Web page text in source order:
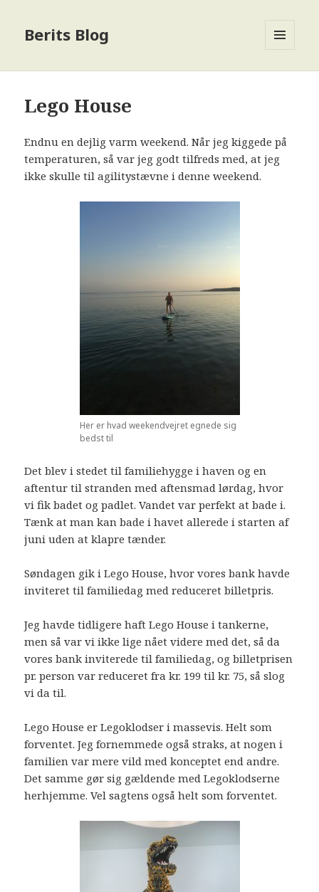
Berits Blog
Lego House
Endnu en dejlig varm weekend. Når jeg kiggede på
temperaturen, så var jeg godt tilfreds med, at jeg
ikke skulle til agilitystævne i denne weekend.
Her er hvad weekendvejret egnede sig
bedst til
Det blev i stedet til familiehygge i haven og en
aftentur til stranden med aftensmad lørdag, hvor
vi fik badet og padlet. Vandet var perfekt at bade i.
Tænk at man kan bade i havet allerede i starten af
juni uden at klapre tænder.
Søndagen gik i Lego House, hvor vores bank havde
inviteret til familiedag med reduceret billetpris.
Jeg havde tidligere haft Lego House i tankerne,
men så var vi ikke lige nået videre med det, så da
vores bank inviterede til familiedag, og billetprisen
pr. person var reduceret fra kr. 199 til kr. 75, så slog
vi da til.
Lego House er Legoklodser i massevis. Helt som
forventet. Jeg fornemmede også straks, at nogen i
familien var mere vild med konceptet end andre.
Det samme gør sig gældende med Legoklodserne
herhjemme. Vel sagtens også helt som forventet.